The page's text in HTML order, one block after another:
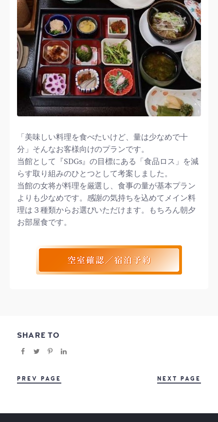
「美味しい料理を食べたいけど、量は少なめで十
分」そんなお客様向けのプランです。
当館として『SDGs』の目標にある「食品ロス」を減
らす取り組みのひとつとして考案しました。
当館の女将が料理を厳選し、食事の量が基本プラン
よりも少なめです。感謝の気持ちを込めてメイン料
理は３種類からお選びいただけます。もちろん朝夕
お部屋食です。
SHARE TO
PREV PAGE NEXT PAGE